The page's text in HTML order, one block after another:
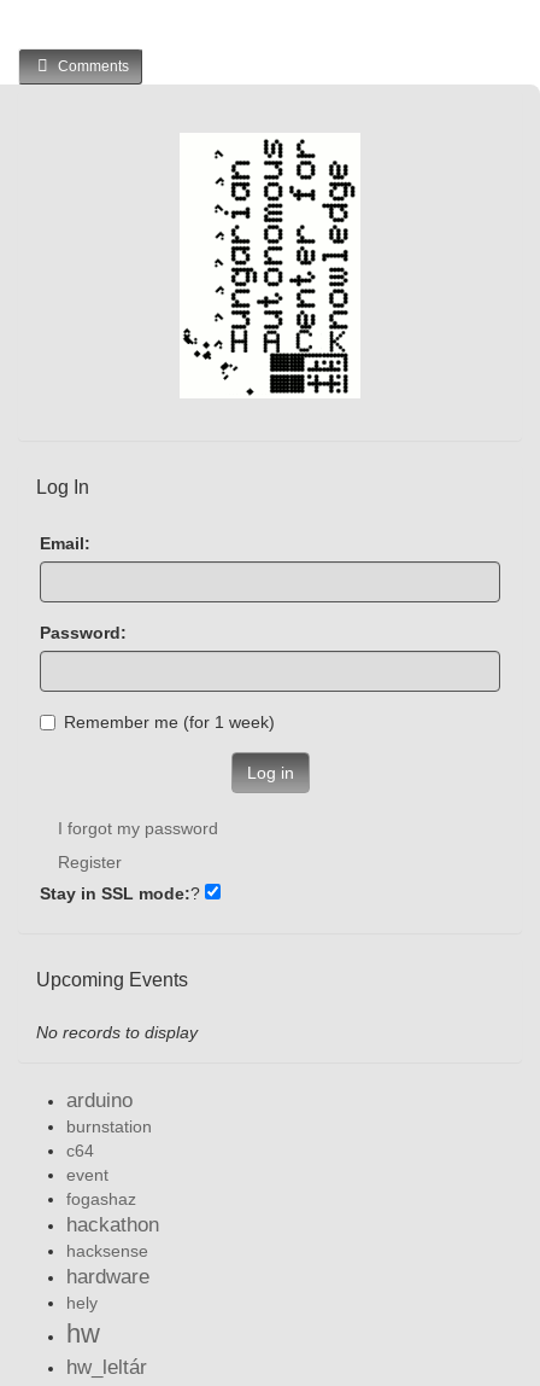
Comments
Log In
Email:
Password:
Remember me (for 1 week)
Log in
I forgot my password
Register
Stay in SSL mode:?
Upcoming Events
No records to display
arduino
burnstation
c64
event
fogashaz
hackathon
hacksense
hardware
hely
hw
hw_leltár